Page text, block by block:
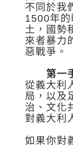
不同於我
1500年
土，國勢
來者暴力
惡戰爭。
第一手
從義大利
局，以及
治、文化
對義大利
如果你對